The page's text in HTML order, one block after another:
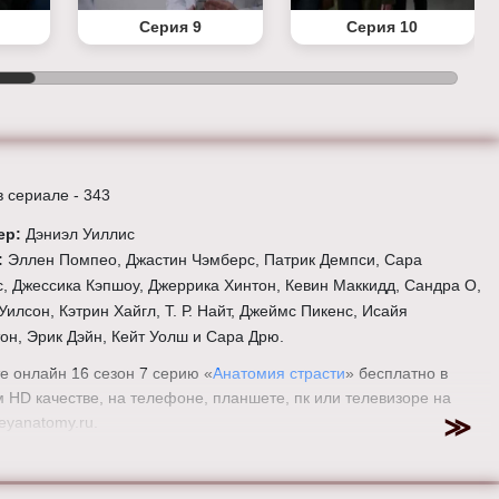
Серия 9 Серия 10
сериале - 343
Дэниэл Уиллис
Эллен Помпео, Джастин Чэмберс, Патрик Демпси, Сара
Джессика Кэпшоу, Джеррика Хинтон, Кевин Маккидд, Сандра О,
Кэтрин Хайгл, Т. Р. Найт, Джеймс Пикенс, Исайя
Эрик Дэйн, Кейт Уолш и Сара Дрю.
онлайн 16 сезон 7 серию «Анатомия страсти» бесплатно в
качестве, на телефоне, планшете, пк или телевизоре на